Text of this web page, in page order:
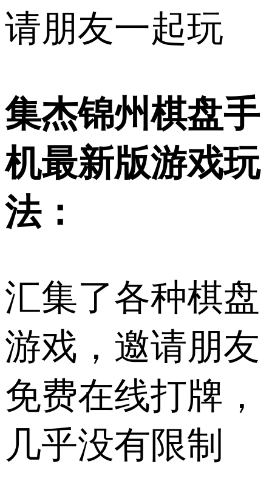
请朋友一起玩
集杰锦州棋盘手
机最新版游戏玩
法：
汇集了各种棋盘
游戏，邀请朋友
免费在线打牌，
几乎没有限制